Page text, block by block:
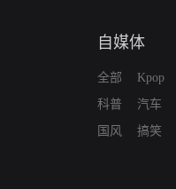
自媒体
全部
科普
国风
Kpop
汽车
搞笑